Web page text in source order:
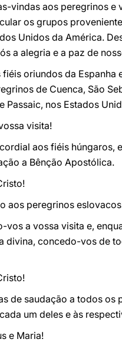
vindas aos peregrinos e
os grupos
Unidos da América.
a alegria e a paz de
oriundos da Espanha
de Cuenca, São
Passaic, nos Estados
visita!
aos fiéis
a Bênção Apostólica.
aos peregrinos
vos a vossa visita e,
divina, concedo-vos de
de saudação a todos os
um deles e às
e Maria!